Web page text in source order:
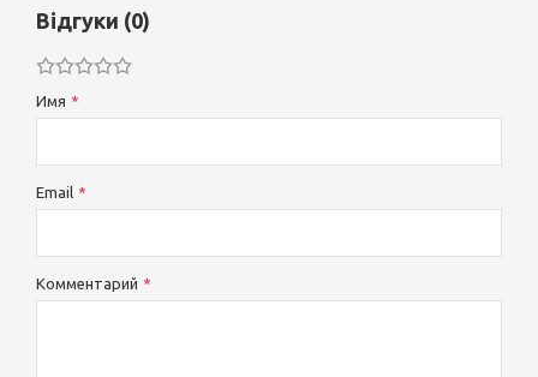
Відгуки (0)
Имя
Email
Комментарий